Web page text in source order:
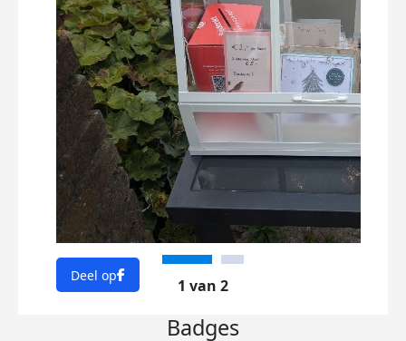
Deel op
1 van 2
Badges